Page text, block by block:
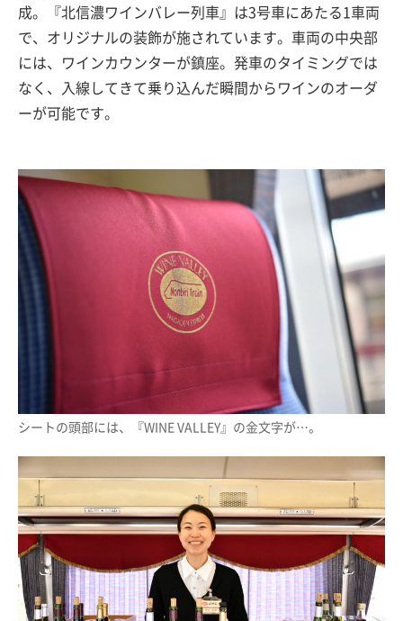
成。『北信濃ワインバレー列車』は3号車にあたる1車両
で、オリジナルの装飾が施されています。車両の中央部
には、ワインカウンターが鎮座。発車のタイミングでは
なく、入線してきて乗り込んだ瞬間からワインのオーダ
ーが可能です。
シートの頭部には、『WINE VALLEY』の金文字が…。